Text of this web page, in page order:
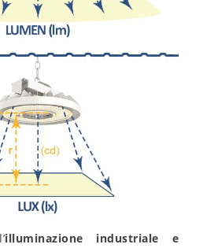
illuminazione industriale e